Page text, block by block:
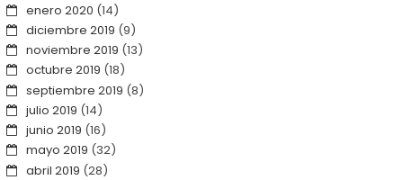
enero 2020 (14)
diciembre 2019 (9)
noviembre 2019 (13)
octubre 2019 (18)
septiembre 2019 (8)
julio 2019 (14)
junio 2019 (16)
mayo 2019 (32)
abril 2019 (28)